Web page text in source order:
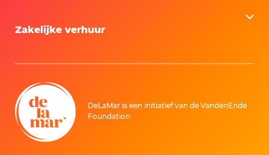
Zakelijke verhuur
DeLaMar is een initiatief van de VandenEnde
Foundation